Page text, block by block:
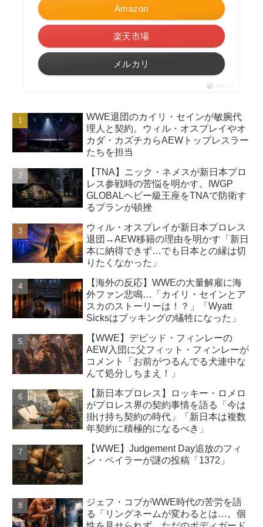
Amazon
楽天市場
メルカリ
ポチップ
WWE退団のカイリ・セインが敏腕代
理人と契約。ウィル・オスプレイやオ
カダ・カズチカらAEWトップレスラー
たちを担当
【TNA】ニック・ネメスが新日本プロ
レス参戦時の苦悩を明かす。IWGP
GLOBALヘビー級王座をTNAで防衛す
るプランが頓挫
ウィル・オスプレイが新日本プロレス
退団→AEW移籍の理由を明かす「新日
本に納得できず…でも日本との縁は切
りたくなかった」
【海外の反応】WWEの大量解雇に海
外ファン悲鳴…「カイリ・セインとア
スカのストーリーは！？」「Wyatt
Sicksはブッキングの犠牲になった」
【WWE】デビッド・フィンレーの
AEW入団に父フィット・フィンレーが
コメント「お前がつるんでる犬連中な
んて処分しちまえ！」
【新日本プロレス】ロッキー・ロメロ
がプロレス界の契約事情を語る「今は
掛け持ち契約の時代」「新日本は複数
年契約に積極的になるべき」
【WWE】Judgement Day追放のフィ
ン・ベイラーが謎の投稿「1372」
ジェフ・コブがWWE時代の苦労を語
る「リングネームが変わるとは…。個